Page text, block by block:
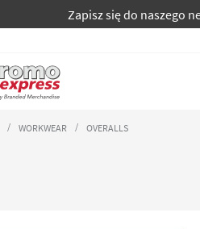
Zapisz się do naszego
WORKWEAR OVERALLS